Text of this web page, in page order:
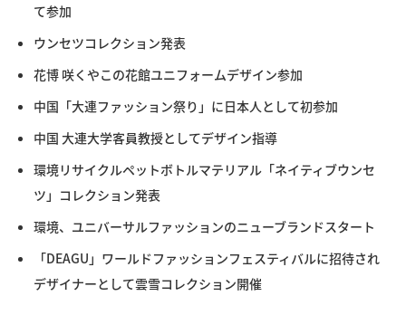
て参加
ウンセツコレクション発表
花博 咲くやこの花館ユニフォームデザイン参加
中国「大連ファッション祭り」に日本人として初参加
中国 大連大学客員教授としてデザイン指導
環境リサイクルペットボトルマテリアル「ネイティブウンセ
ツ」コレクション発表
環境、ユニバーサルファッションのニューブランドスタート
「DEAGU」ワールドファッションフェスティバルに招待され
デザイナーとして雲雪コレクション開催